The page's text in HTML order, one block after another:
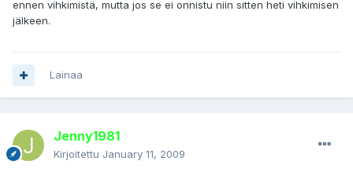
ennen vihkimistä, mutta jos se ei onnistu niin sitten heti vihkimisen
jälkeen.
Lainaa
Jenny1981
Kirjoitettu January 11, 2009